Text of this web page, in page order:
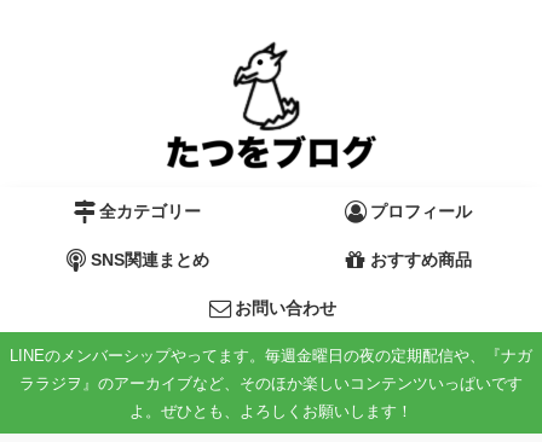
全カテゴリー プロフィール
SNS関連まとめ おすすめ商品
お問い合わせ
LINEのメンバーシップやってます。毎週金曜日の夜の定期配信や、『ナガ
ララジヲ』のアーカイブなど、そのほか楽しいコンテンツいっぱいです
よ。ぜひとも、よろしくお願いします！